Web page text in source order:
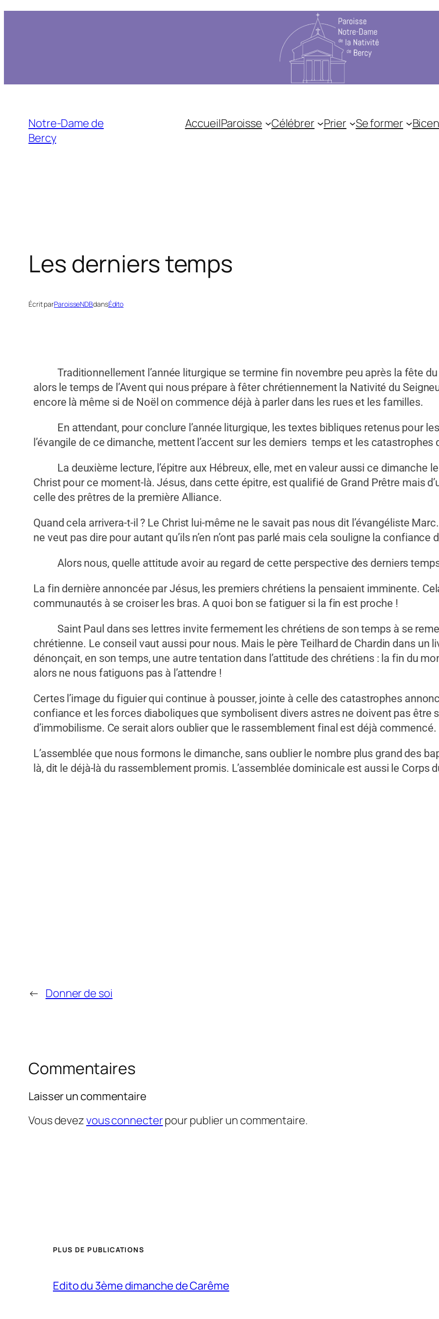
Notre-Dame de
Bercy
AccueilParoisse Célébrer Prier Se former
Les derniers temps
Écrit parParoisseNDBdansÉdito
Traditionnellement l’année liturgique se termine fin novembre peu après la fête du
alors le temps de l’Avent qui nous prépare à fêter chrétiennement la Nativité du
encore là même si de Noël on commence déjà à parler dans les rues et les familles.
En attendant, pour conclure l’année liturgique, les textes bibliques retenus pour
l’évangile de ce dimanche, mettent l’accent sur les derniers temps et les catastrophes
La deuxième lecture, l’épitre aux Hébreux, elle, met en valeur aussi ce dimanche
Christ pour ce moment-là. Jésus, dans cette épitre, est qualifié de Grand Prêtre mais
celle des prêtres de la première Alliance.
Quand cela arrivera-t-il ? Le Christ lui-même ne le savait pas nous dit l’évangéliste
ne veut pas dire pour autant qu’ils n’en n’ont pas parlé mais cela souligne la confiance
Alors nous, quelle attitude avoir au regard de cette perspective des derniers
La fin dernière annoncée par Jésus, les premiers chrétiens la pensaient imminente.
communautés à se croiser les bras. A quoi bon se fatiguer si la fin est proche !
Saint Paul dans ses lettres invite fermement les chrétiens de son temps à se
chrétienne. Le conseil vaut aussi pour nous. Mais le père Teilhard de Chardin dans un
dénonçait, en son temps, une autre tentation dans l’attitude des chrétiens : la fin du
alors ne nous fatiguons pas à l’attendre !
Certes l’image du figuier qui continue à pousser, jointe à celle des catastrophes
confiance et les forces diaboliques que symbolisent divers astres ne doivent pas être
d’immobilisme. Ce serait alors oublier que le rassemblement final est déjà commencé.
L’assemblée que nous formons le dimanche, sans oublier le nombre plus grand des
là, dit le déjà-là du rassemblement promis. L’assemblée dominicale est aussi le Corps
← Donner de soi
Commentaires
Laisser un commentaire
Vous devezvous connecterpour publier un commentaire.
PLUS DE PUBLICATIONS
Edito du 3ème dimanche de Carême